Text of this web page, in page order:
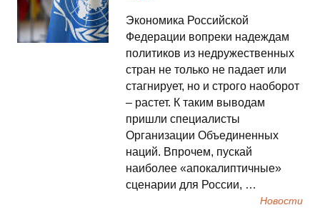
Экономика Российской
Федерации вопреки надеждам
политиков из недружественных
стран не только не падает или
стагнирует, но и строго наоборот
– растет. К таким выводам
пришли специалисты
Организации Объединенных
наций. Впрочем, пускай
наиболее «апокалиптичные»
сценарии для России, …
Новости